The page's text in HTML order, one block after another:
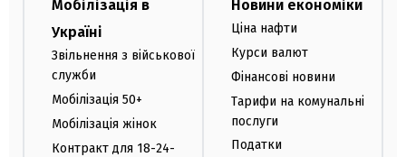
Мобілізація в
Україні
Звільнення з військової
служби
Мобілізація 50+
Мобілізація жінок
Контракт для 18-24-
Новини економіки
Ціна нафти
Курси валют
Фінансові новини
Тарифи на комунальні
послуги
Податки